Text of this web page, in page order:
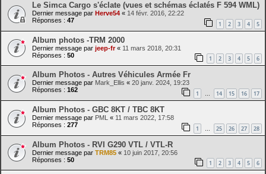
Le Simca Cargo s'éclate (vues et schémas éclatés F 594 WML)
Dernier message par Herve54 « 14 févr. 2016, 22:22
Réponses : 47 1 2 3 4 5
Album photos -TRM 2000
Dernier message par jeep-fr« 11 mars 2018, 20:31
Réponses : 50 1 2 3 4 5 6
Album Photos - Autres Véhicules Armée Fr
Dernier message par Mark_Ellis « 20 janv. 2024, 19:23
Réponses : 162 1 … 14 15 16 17
Album Photos - GBC 8KT / TBC 8KT
Dernier message par PML « 11 mars 2022, 17:58
Réponses : 277 1 … 25 26 27 28
Album Photos - RVI G290 VTL / VTL-R
Dernier message par TRM85 « 10 juin 2017, 20:56
Réponses : 50 1 2 3 4 5 6